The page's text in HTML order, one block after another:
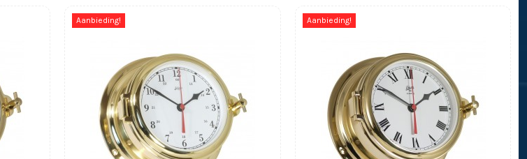
Aanbieding! Aanbieding!